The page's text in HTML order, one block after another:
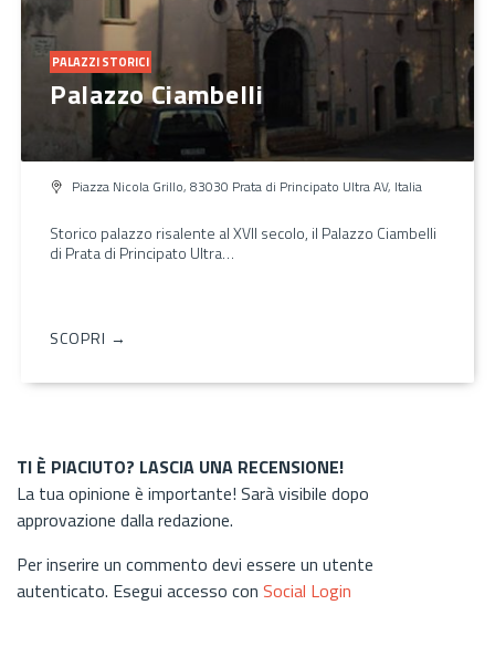
PALAZZI STORICI
Palazzo Ciambelli
Piazza Nicola Grillo, 83030 Prata di Principato Ultra AV, Italia
Storico palazzo risalente al XVII secolo, il Palazzo Ciambelli
di Prata di Principato Ultra…
SCOPRI →
TI È PIACIUTO? LASCIA UNA RECENSIONE!
La tua opinione è importante! Sarà visibile dopo
approvazione dalla redazione.
Per inserire un commento devi essere un utente
autenticato. Esegui accesso con Social Login